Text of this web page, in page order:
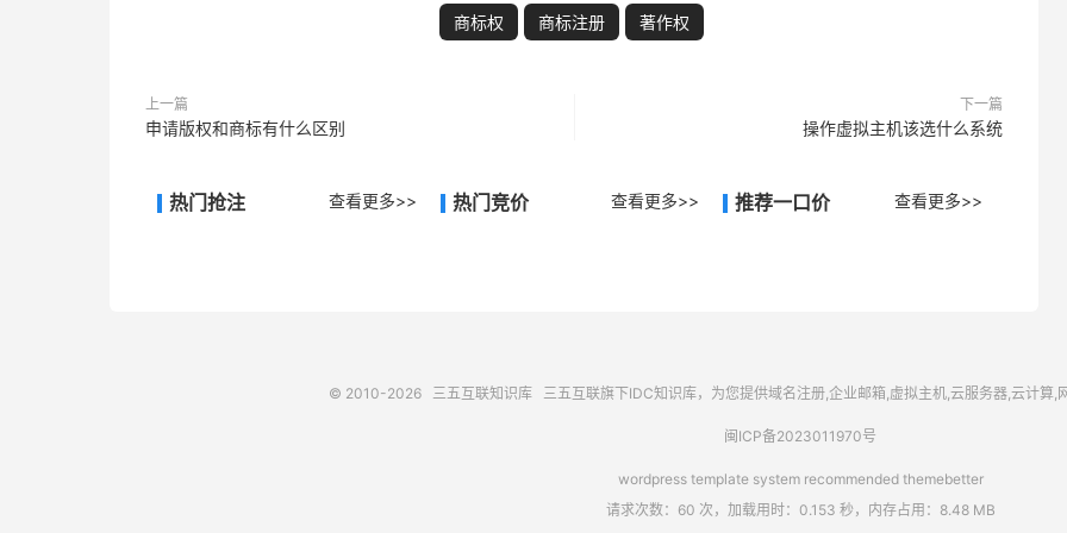
商标权 商标注册 著作权
上一篇
申请版权和商标有什么区别
下一篇
操作虚拟主机该选什么系统
热门抢注 查看更多>> 热门竞价 查看更多>> 推荐一口价 查看更多>>
© 2010-2026 三五互联知识库 三五互联旗下IDC知识库，为您提供域名注册,企业邮箱,虚拟主机,云服务器,云计算,
闽ICP备2023011970号
wordpress template system recommended themebetter
请求次数：60 次，加载用时：0.153 秒，内存占用：8.48 MB